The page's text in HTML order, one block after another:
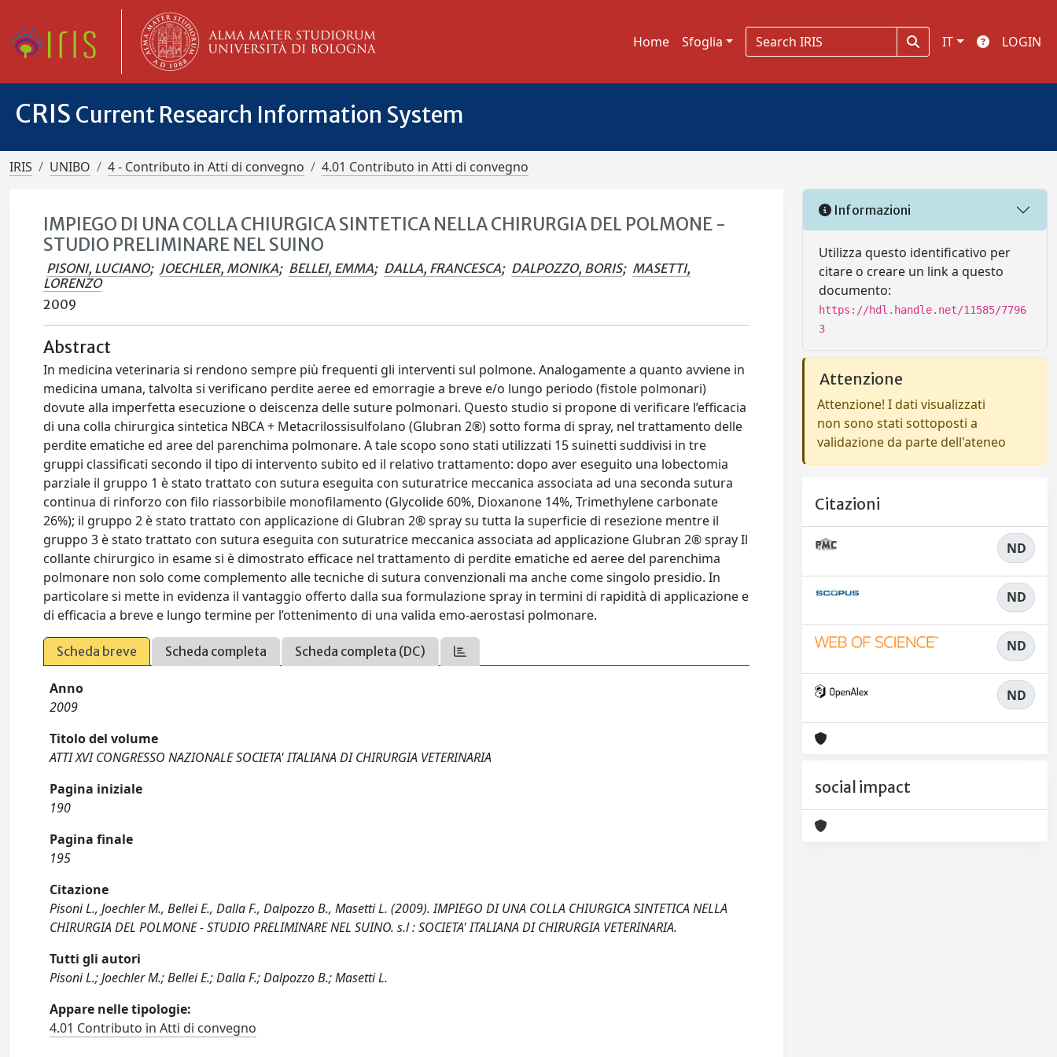
Home Sfoglia IT LOGIN
CRIS Current Research Information System
IRIS UNIBO 4 - Contributo in Atti di convegno 4.01 Contributo in Atti di convegno
IMPIEGO DI UNA COLLA CHIURGICA SINTETICA NELLA CHIRURGIA DEL POLMONE -
STUDIO PRELIMINARE NEL SUINO
PISONI, LUCIANO; JOECHLER, MONIKA; BELLEI, EMMA; DALLA, FRANCESCA; DALPOZZO, BORIS; MASETTI,
LORENZO
2009
Abstract
In medicina veterinaria si rendono sempre più frequenti gli interventi sul polmone. Analogamente a quanto avviene in
medicina umana, talvolta si verificano perdite aeree ed emorragie a breve e/o lungo periodo (fistole polmonari)
dovute alla imperfetta esecuzione o deiscenza delle suture polmonari. Questo studio si propone di verificare l’efficacia
di una colla chirurgica sintetica NBCA + Metacrilossisulfolano (Glubran 2®) sotto forma di spray, nel trattamento delle
perdite ematiche ed aree del parenchima polmonare. A tale scopo sono stati utilizzati 15 suinetti suddivisi in tre
gruppi classificati secondo il tipo di intervento subito ed il relativo trattamento: dopo aver eseguito una lobectomia
parziale il gruppo 1 è stato trattato con sutura eseguita con suturatrice meccanica associata ad una seconda sutura
continua di rinforzo con filo riassorbibile monofilamento (Glycolide 60%, Dioxanone 14%, Trimethylene carbonate
26%); il gruppo 2 è stato trattato con applicazione di Glubran 2® spray su tutta la superficie di resezione mentre il
gruppo 3 è stato trattato con sutura eseguita con suturatrice meccanica associata ad applicazione Glubran 2® spray Il
collante chirurgico in esame si è dimostrato efficace nel trattamento di perdite ematiche ed aeree del parenchima
polmonare non solo come complemento alle tecniche di sutura convenzionali ma anche come singolo presidio. In
particolare si mette in evidenza il vantaggio offerto dalla sua formulazione spray in termini di rapidità di applicazione e
di efficacia a breve e lungo termine per l’ottenimento di una valida emo-aerostasi polmonare.
Scheda breve Scheda completa Scheda completa (DC)
Anno
2009
Titolo del volume
ATTI XVI CONGRESSO NAZIONALE SOCIETA' ITALIANA DI CHIRURGIA VETERINARIA
Pagina iniziale
190
Pagina finale
195
Citazione
Pisoni L., Joechler M., Bellei E., Dalla F., Dalpozzo B., Masetti L. (2009). IMPIEGO DI UNA COLLA CHIURGICA SINTETICA NELLA
CHIRURGIA DEL POLMONE - STUDIO PRELIMINARE NEL SUINO. s.l : SOCIETA' ITALIANA DI CHIRURGIA VETERINARIA.
Tutti gli autori
Pisoni L.; Joechler M.; Bellei E.; Dalla F.; Dalpozzo B.; Masetti L.
Appare nelle tipologie:
4.01 Contributo in Atti di convegno
Informazioni
Utilizza questo identificativo per
citare o creare un link a questo
documento:
https://hdl.handle.net/11585/7796
3
Attenzione
Attenzione! I dati visualizzati
non sono stati sottoposti a
validazione da parte dell'ateneo
Citazioni
ND
ND
ND
ND
social impact